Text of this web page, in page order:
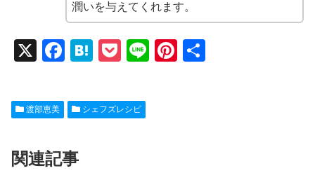
潤いを与えてくれます。
X
F
c
e
o
H
e
n
P
ck
et
Li
Pi
渡部恵美 シェフズレシピ
関連記事